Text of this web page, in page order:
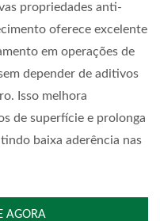
propriedades anti-
oferece excelente
em operações de
depender de aditivos
Isso melhora
de superfície e prolonga
baixa aderência nas
AGORA